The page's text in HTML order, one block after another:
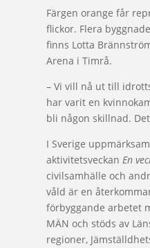
Färgen orange får
flickor. Flera
finns Lotta
Arena i Timrå.
– Vi vill nå ut till
har varit en
bli någon skillnad.
I Sverige
aktivitetsveckanEn
civilsamhälle och
våld är en
förbyggande arbetet
MÄN och stöds av
regioner,